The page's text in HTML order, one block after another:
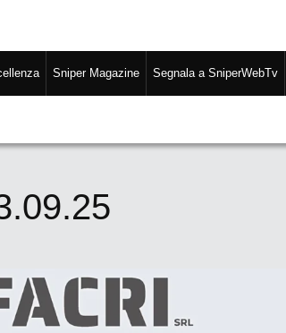
Sniper Magazine Segnala a SniperWebTv